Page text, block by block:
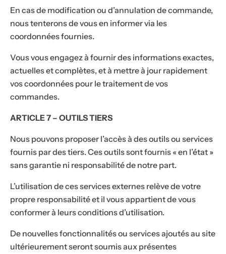
En cas de modification ou d’annulation de commande,
nous tenterons de vous en informer via les
coordonnées fournies.
Vous vous engagez à fournir des informations exactes,
actuelles et complètes, et à mettre à jour rapidement
vos coordonnées pour le traitement de vos
commandes.
ARTICLE 7 – OUTILS TIERS
Nous pouvons proposer l’accès à des outils ou services
fournis par des tiers. Ces outils sont fournis « en l’état »
sans garantie ni responsabilité de notre part.
L’utilisation de ces services externes relève de votre
propre responsabilité et il vous appartient de vous
conformer à leurs conditions d’utilisation.
De nouvelles fonctionnalités ou services ajoutés au site
ultérieurement seront soumis aux présentes